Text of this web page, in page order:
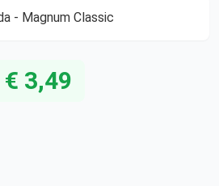
€ 3,49